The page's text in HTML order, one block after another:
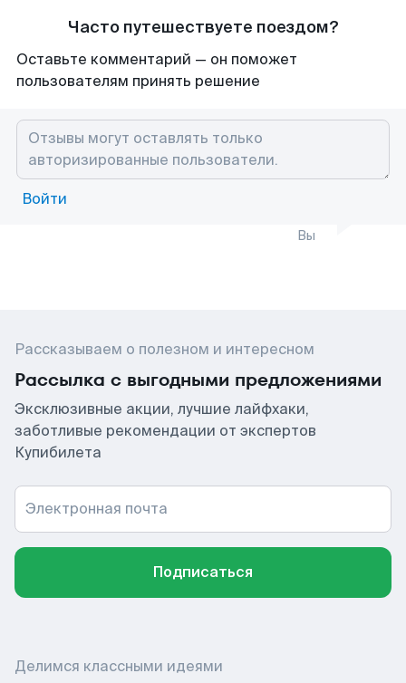
Часто путешествуете поездом?
Оставьте комментарий — он поможет
пользователям принять решение
Войти
Вы
Рассказываем о полезном и интересном
Рассылка с выгодными предложениями
Эксклюзивные акции, лучшие лайфхаки,
заботливые рекомендации от экспертов
Купибилета
Электронная почта
Подписаться
Делимся классными идеями